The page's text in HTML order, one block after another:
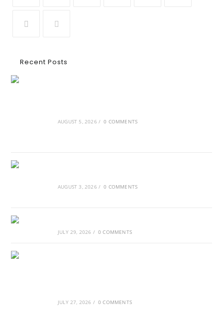
Recent Posts
AUGUST 5, 2026 / 0 COMMENTS
AUGUST 3, 2026 / 0 COMMENTS
JULY 29, 2026 / 0 COMMENTS
JULY 27, 2026 / 0 COMMENTS